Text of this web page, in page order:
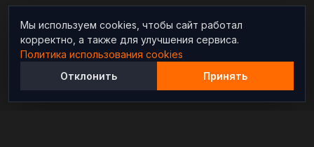
Мы используем cookies, чтобы сайт работал
корректно, а также для улучшения сервиса.
Политика использования cookies
Отклонить
Принять